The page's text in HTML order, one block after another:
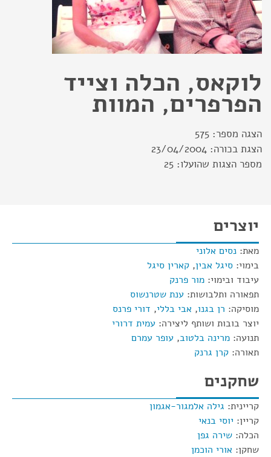
לוקאס, הכלה וצייד
הפרפרים, המוות
הצגה מספר: 575
הצגת בכורה: 23/04/2004
מספר הצגות שהועלו: 25
יוצרים
מאת: נסים אלוני
בימוי: סיגל אבין, קארין סיגל
עיבוד ובימוי: מור פרנק
תפאורה ותלבושות: ענת שטרנשוס
מוסיקה: רן בגנו, אבי בללי, דורי פרנס
יוצר בובות ושותף ליצירה: עמית דרורי
תנועה: מרינה בלטוב, עופר עמרם
תאורה: קרן גרנק
שחקנים
קריינית: גילה אלמגור-אגמון
קריין: יוסי בנאי
הכלה: שירה גפן
שחקן: אורי הוכמן